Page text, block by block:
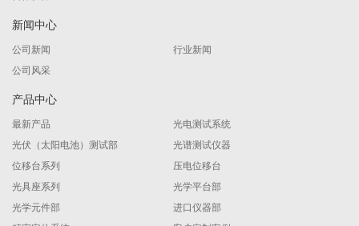
新闻中心
公司新闻
行业新闻
公司风采
产品中心
最新产品
光电测试系统
光伏（太阳电池）测试部
光谱测试仪器
位移台系列
压电位移台
光具座系列
光学平台部
光学元件部
进口仪器部